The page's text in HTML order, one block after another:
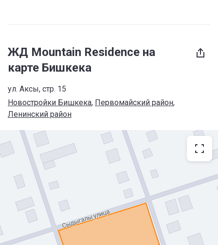
ЖД Mountain Residence на
карте Бишкека
ул. Аксы, стр. 15
Новостройки Бишкека, Первомайский район,
Ленинский район